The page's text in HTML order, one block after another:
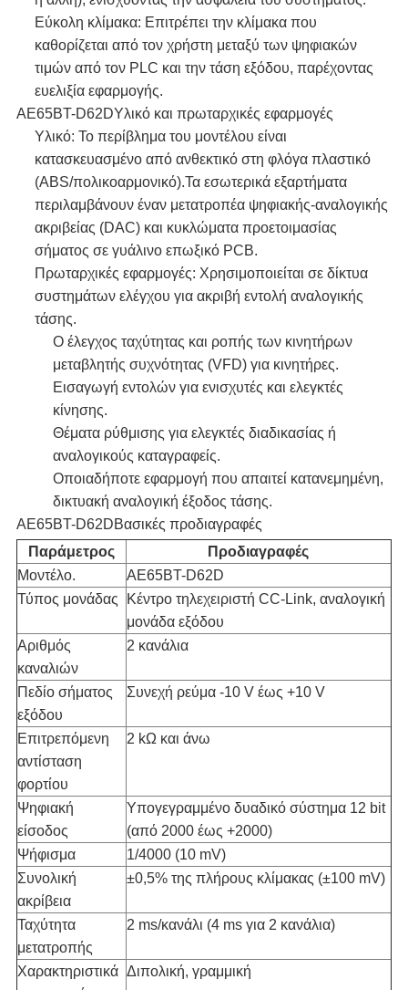
Εύκολη κλίμακα: Επιτρέπει την κλίμακα που
καθορίζεται από τον χρήστη μεταξύ των ψηφιακών
τιμών από τον PLC και την τάση εξόδου, παρέχοντας
ευελιξία εφαρμογής.
ΑΕ65BT-D62DΥλικό και πρωταρχικές εφαρμογές
Υλικό: Το περίβλημα του μοντέλου είναι
κατασκευασμένο από ανθεκτικό στη φλόγα πλαστικό
(ABS/πολικοαρμονικό).Τα εσωτερικά εξαρτήματα
περιλαμβάνουν έναν μετατροπέα ψηφιακής-αναλογικής
ακριβείας (DAC) και κυκλώματα προετοιμασίας
σήματος σε γυάλινο επωξικό PCB.
Πρωταρχικές εφαρμογές: Χρησιμοποιείται σε δίκτυα
συστημάτων ελέγχου για ακριβή εντολή αναλογικής
τάσης.
Ο έλεγχος ταχύτητας και ροπής των κινητήρων
μεταβλητής συχνότητας (VFD) για κινητήρες.
Εισαγωγή εντολών για ενισχυτές και ελεγκτές
κίνησης.
Θέματα ρύθμισης για ελεγκτές διαδικασίας ή
αναλογικούς καταγραφείς.
Οποιαδήποτε εφαρμογή που απαιτεί κατανεμημένη,
δικτυακή αναλογική έξοδος τάσης.
ΑΕ65BT-D62DΒασικές προδιαγραφές
Παράμετρος
Προδιαγραφές
Μοντέλο.
ΑΕ65BT-D62D
Τύπος μονάδας
Κέντρο τηλεχειριστή CC-Link, αναλογική
μονάδα εξόδου
Αριθμός
καναλιών
2 κανάλια
Πεδίο σήματος
εξόδου
Συνεχή ρεύμα -10 V έως +10 V
Επιτρεπόμενη
αντίσταση
φορτίου
2 kΩ και άνω
Ψηφιακή
είσοδος
Υπογεγραμμένο δυαδικό σύστημα 12 bit
(από 2000 έως +2000)
Ψήφισμα
1/4000 (10 mV)
Συνολική
ακρίβεια
±0,5% της πλήρους κλίμακας (±100 mV)
Ταχύτητα
μετατροπής
2 ms/κανάλι (4 ms για 2 κανάλια)
Χαρακτηριστικά Διπολική, γραμμική